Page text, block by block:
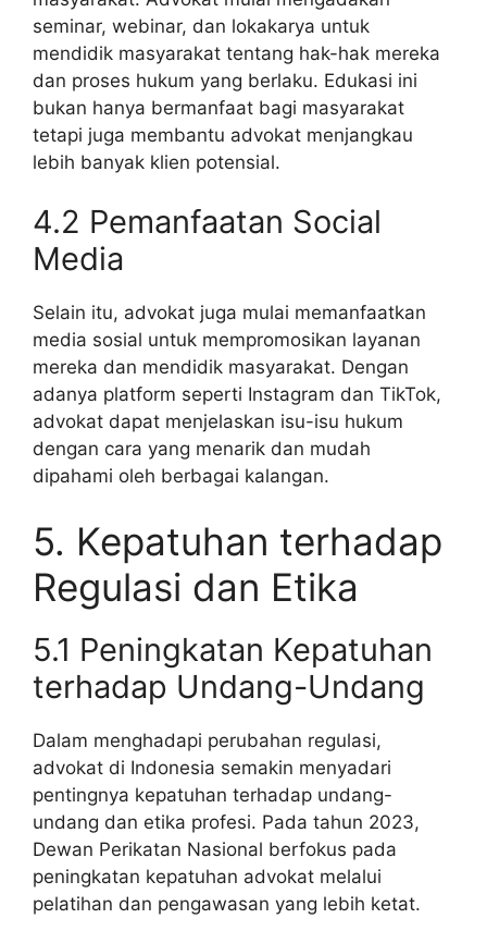
seminar, webinar, dan lokakarya untuk
mendidik masyarakat tentang hak-hak mereka
dan proses hukum yang berlaku. Edukasi ini
bukan hanya bermanfaat bagi masyarakat
tetapi juga membantu advokat menjangkau
lebih banyak klien potensial.
4.2 Pemanfaatan Social
Media
Selain itu, advokat juga mulai memanfaatkan
media sosial untuk mempromosikan layanan
mereka dan mendidik masyarakat. Dengan
adanya platform seperti Instagram dan TikTok,
advokat dapat menjelaskan isu-isu hukum
dengan cara yang menarik dan mudah
dipahami oleh berbagai kalangan.
5. Kepatuhan terhadap
Regulasi dan Etika
5.1 Peningkatan Kepatuhan
terhadap Undang-Undang
Dalam menghadapi perubahan regulasi,
advokat di Indonesia semakin menyadari
pentingnya kepatuhan terhadap undang-
undang dan etika profesi. Pada tahun 2023,
Dewan Perikatan Nasional berfokus pada
peningkatan kepatuhan advokat melalui
pelatihan dan pengawasan yang lebih ketat.